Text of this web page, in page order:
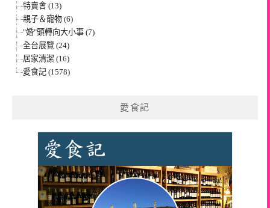
特賣會 (13)
親子＆寵物 (6)
"婚"頭轉向大小事 (7)
全台展覽 (24)
居家清潔 (16)
愛食記 (1578)
愛食記